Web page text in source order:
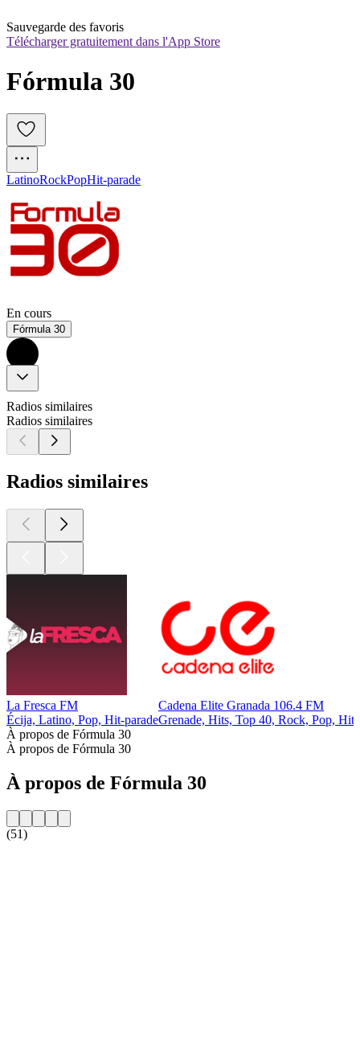
Sauvegarde des favoris
Télécharger gratuitement dans l'App Store
Fórmula 30
LatinoRockPopHit-parade
En cours
Fórmula 30
Radios similaires
Radios similaires
Radios similaires
La Fresca FM
Écija, Latino, Pop, Hit-parade
Cadena Elite Granada 106.4 FM
Grenade, Hits, Top 40, Rock, Pop, Hit-
À propos de Fórmula 30
À propos de Fórmula 30
À propos de Fórmula 30
(51)